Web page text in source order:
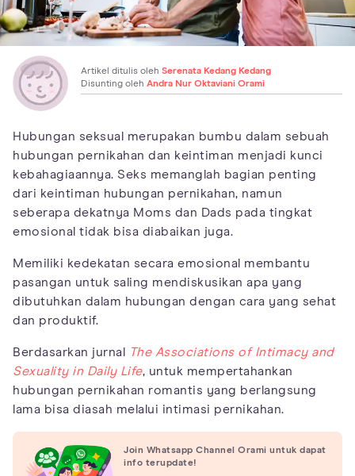
Artikel ditulis oleh Serenata Kedang Kedang
Disunting oleh Andra Nur Oktaviani Orami
Hubungan seksual merupakan bumbu dalam sebuah
hubungan pernikahan dan keintiman menjadi kunci
kebahagiaannya. Seks memanglah bagian penting
dari keintiman hubungan pernikahan, namun
seberapa dekatnya Moms dan Dads pada tingkat
emosional tidak bisa diabaikan juga.
Memiliki kedekatan secara emosional membantu
pasangan untuk saling mendiskusikan apa yang
dibutuhkan dalam hubungan dengan cara yang sehat
dan produktif.
Berdasarkan jurnal The Associations of Intimacy and
Sexuality in Daily Life, untuk mempertahankan
hubungan pernikahan romantis yang berlangsung
lama bisa diasah melalui intimasi pernikahan.
Join Whatsapp Channel Orami untuk dapat
info terupdate!